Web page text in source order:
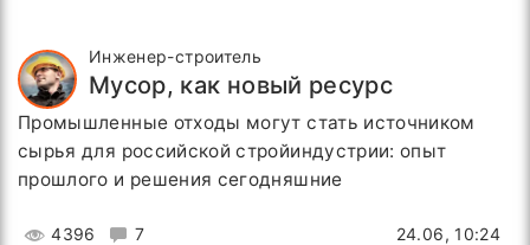
Инженер-строитель
Мусор, как новый ресурс
Промышленные отходы могут стать источником
сырья для российской стройиндустрии: опыт
прошлого и решения сегодняшние
4396 7 24.06, 10:24